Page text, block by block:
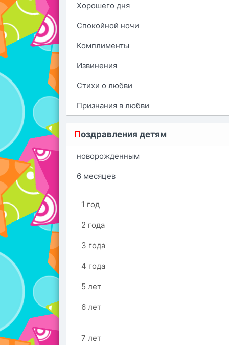
Хорошего дня
Спокойной ночи
Комплименты
Извинения
Стихи о любви
Признания в любви
Поздравления детям
новорожденным
6 месяцев
1 год
2 года
3 года
4 года
5 лет
6 лет
7 лет